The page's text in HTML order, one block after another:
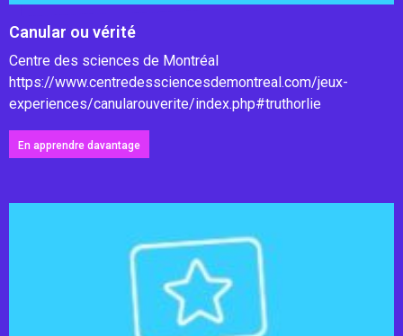
Canular ou vérité
Centre des sciences de Montréal
https://www.centredessciencesdemontreal.com/jeux-
experiences/canularouverite/index.php#truthorlie
En apprendre davantage